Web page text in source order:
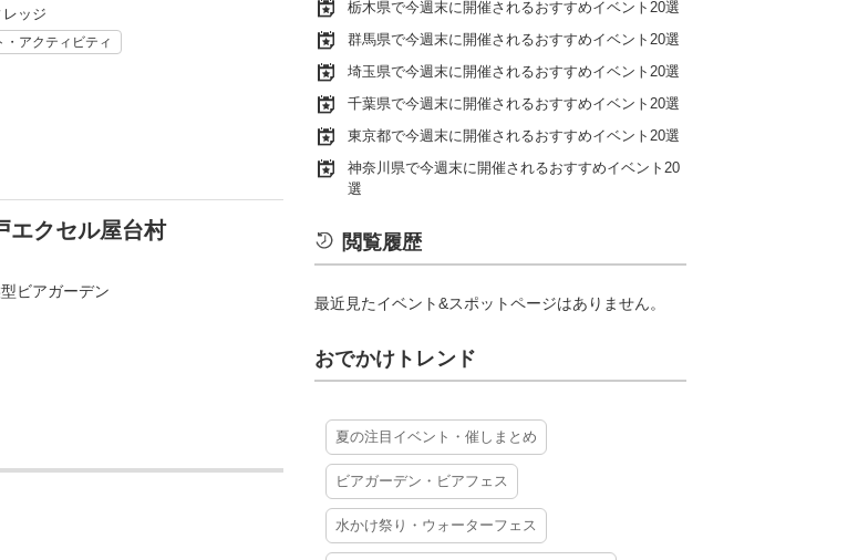
ッジ
・アクティビティ
エクセル屋台村
ビアガーデン
栃木県で今週末に開催されるおすすめイベント20選
群馬県で今週末に開催されるおすすめイベント20選
埼玉県で今週末に開催されるおすすめイベント20選
千葉県で今週末に開催されるおすすめイベント20選
東京都で今週末に開催されるおすすめイベント20選
神奈川県で今週末に開催されるおすすめイベント20
選
閲覧履歴
最近見たイベント&スポットページはありません。
おでかけトレンド
夏の注目イベント・催しまとめ
ビアガーデン・ビアフェス
水かけ祭り・ウォーターフェス